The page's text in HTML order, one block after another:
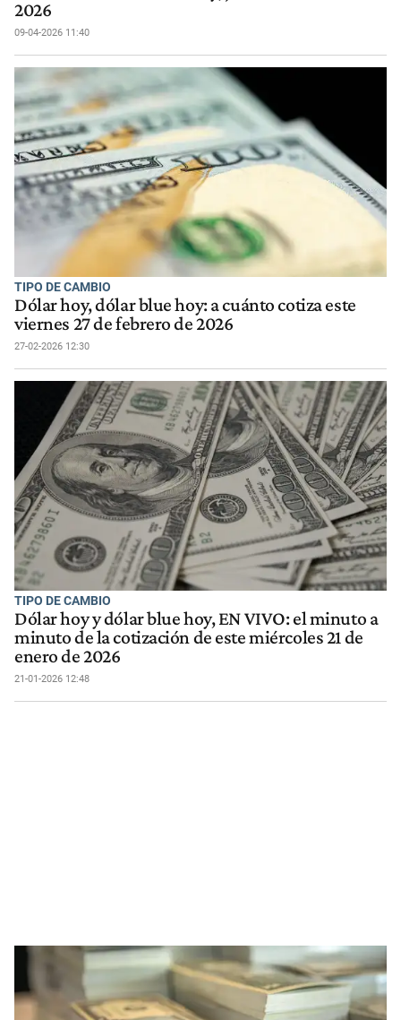
2026
09-04-2026 11:40
TIPO DE CAMBIO
Dólar hoy, dólar blue hoy: a cuánto cotiza este
viernes 27 de febrero de 2026
27-02-2026 12:30
TIPO DE CAMBIO
Dólar hoy y dólar blue hoy, EN VIVO: el minuto a
minuto de la cotización de este miércoles 21 de
enero de 2026
21-01-2026 12:48